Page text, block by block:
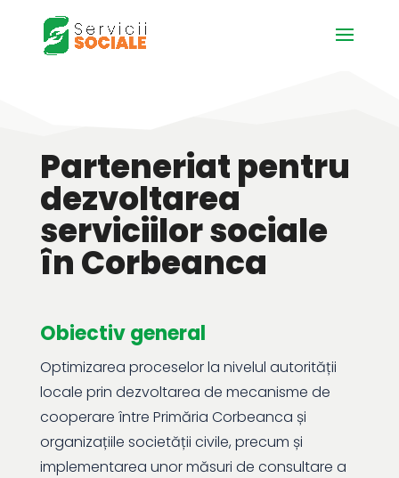
Parteneriat pentru
dezvoltarea
serviciilor sociale
în Corbeanca
Obiectiv general
Optimizarea proceselor la nivelul autorității
locale prin dezvoltarea de mecanisme de
cooperare între Primăria Corbeanca și
organizațiile societății civile, precum și
implementarea unor măsuri de consultare a